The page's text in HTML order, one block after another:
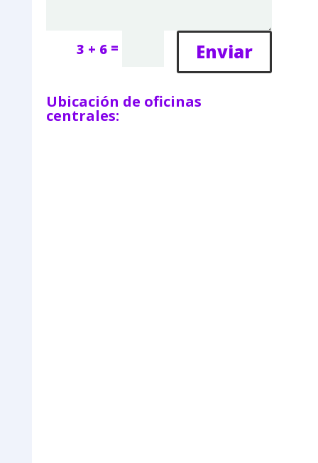
3 + 6 = Enviar
Ubicación de oficinas
centrales: